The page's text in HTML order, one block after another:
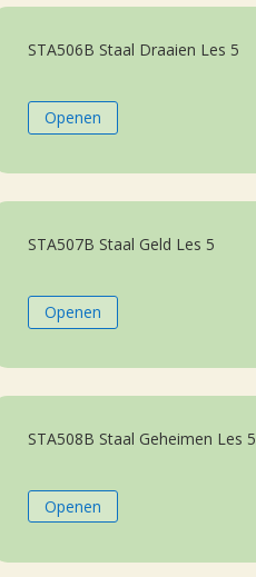
STA506B Staal Draaien Les 5
Openen
STA507B Staal Geld Les 5
Openen
STA508B Staal Geheimen Les 5
Openen